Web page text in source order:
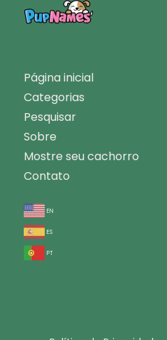
Página inicial
Categorias
Pesquisar
Sobre
Mostre seu cachorro
Contato
en
es
pt